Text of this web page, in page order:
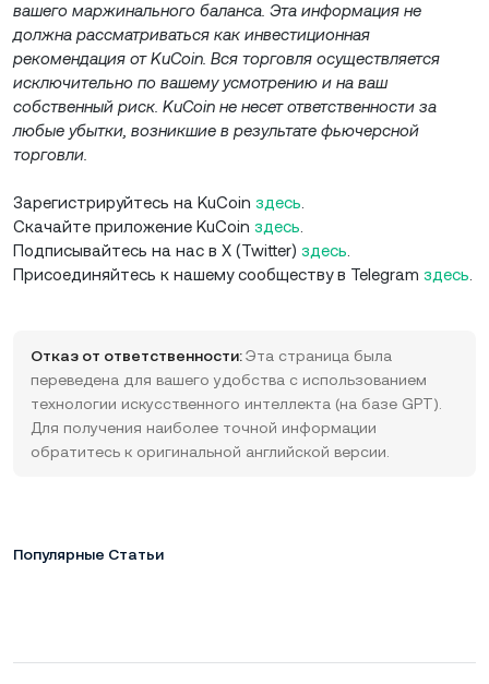
вашего маржинального баланса. Эта информация не
должна рассматриваться как инвестиционная
рекомендация от KuCoin. Вся торговля осуществляется
исключительно по вашему усмотрению и на ваш
собственный риск. KuCoin не несет ответственности за
любые убытки, возникшие в результате фьючерсной
торговли.
Зарегистрируйтесь на KuCoin здесь
Скачайте приложение KuCoin здесь
Подписывайтесь на нас в X (Twitter) здесь
Присоединяйтесь к нашему сообществу в Telegram здесь
Отказ от ответственности:Эта страница была
переведена для вашего удобства с использованием
технологии искусственного интеллекта (на базе GPT).
Для получения наиболее точной информации
обратитесь к оригинальной английской версии.
Популярные Статьи